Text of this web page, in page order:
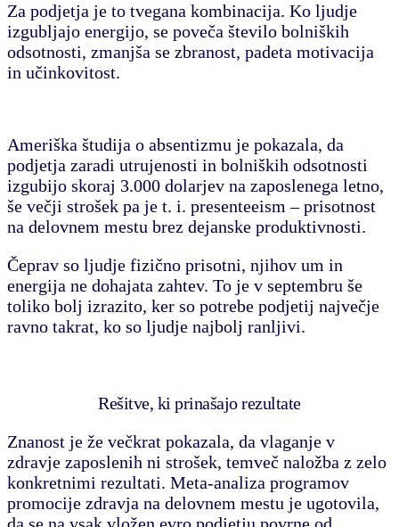
Za podjetja je to tvegana kombinacija. Ko ljudje
izgubljajo energijo, se poveča število bolniških
odsotnosti, zmanjša se zbranost, padeta motivacija
in učinkovitost.
Ameriška študija o absentizmu je pokazala, da
podjetja zaradi utrujenosti in bolniških odsotnosti
izgubijo skoraj 3.000 dolarjev na zaposlenega letno,
še večji strošek pa je t. i. presenteeism – prisotnost
na delovnem mestu brez dejanske produktivnosti.
Čeprav so ljudje fizično prisotni, njihov um in
energija ne dohajata zahtev. To je v septembru še
toliko bolj izrazito, ker so potrebe podjetij največje
ravno takrat, ko so ljudje najbolj ranljivi.
Rešitve, ki prinašajo rezultate
Znanost je že večkrat pokazala, da vlaganje v
zdravje zaposlenih ni strošek, temveč naložba z zelo
konkretnimi rezultati. Meta-analiza programov
promocije zdravja na delovnem mestu je ugotovila,